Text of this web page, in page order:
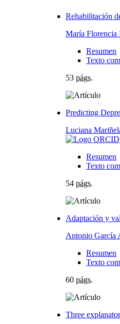
Rehabilitación
María Florencia
Resumen
Texto
53 págs.
Predicting
Luciana
Resumen
Texto
54 págs.
Adaptación y
Antonio García
Resumen
Texto
60 págs.
Three